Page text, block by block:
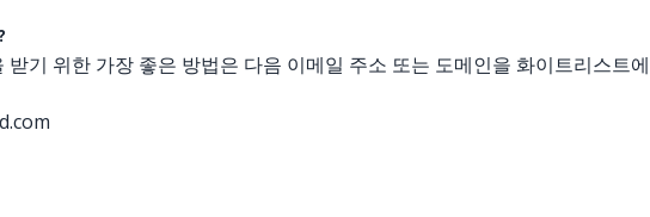
기 위한 가장 좋은 방법은 다음 이메일 주소 또는 도메인을 화이트리스트